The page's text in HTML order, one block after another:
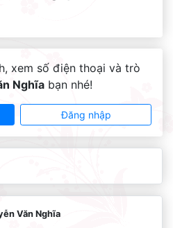
xem số điện thoại và trò
Nghĩa bạn nhé!
Đăng nhập
Văn Nghĩa